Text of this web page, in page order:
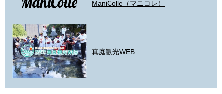
ManiColle（マニコレ）
真庭観光WEB